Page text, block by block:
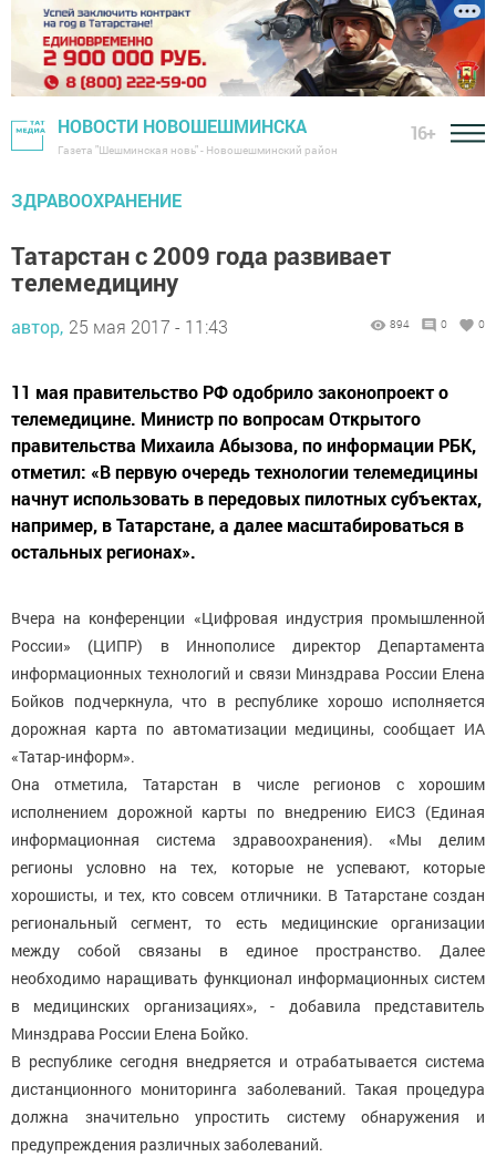
НОВОСТИ НОВОШЕШМИНСКА
Газета "Шешминская новь" - Новошешминский район
16+
ЗДРАВООХРАНЕНИЕ
Татарстан с 2009 года развивает
телемедицину
автор, 25 мая 2017 - 11:43 894 0 0
11 мая правительство РФ одобрило законопроект о
телемедицине. Министр по вопросам Открытого
правительства Михаила Абызова, по информации РБК,
отметил: «В первую очередь технологии телемедицины
начнут использовать в передовых пилотных субъектах,
например, в Татарстане, а далее масштабироваться в
остальных регионах».
Вчера на конференции «Цифровая индустрия промышленной
России» (ЦИПР) в Иннополисе директор Департамента
информационных технологий и связи Минздрава России Елена
Бойков подчеркнула, что в республике хорошо исполняется
дорожная карта по автоматизации медицины, сообщает ИА
«Татар-информ».
Она отметила, Татарстан в числе регионов с хорошим
исполнением дорожной карты по внедрению ЕИСЗ (Единая
информационная система здравоохранения). «Мы делим
регионы условно на тех, которые не успевают, которые
хорошисты, и тех, кто совсем отличники. В Татарстане создан
региональный сегмент, то есть медицинские организации
между собой связаны в единое пространство. Далее
необходимо наращивать функционал информационных систем
в медицинских организациях», - добавила представитель
Минздрава России Елена Бойко.
В республике сегодня внедряется и отрабатывается система
дистанционного мониторинга заболеваний. Такая процедура
должна значительно упростить систему обнаружения и
предупреждения различных заболеваний.